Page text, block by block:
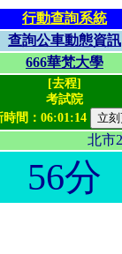
行動查詢系統
查詢公車動態資訊
666華梵大學
[去程]
考試院
間： 06:01:14
北
56分